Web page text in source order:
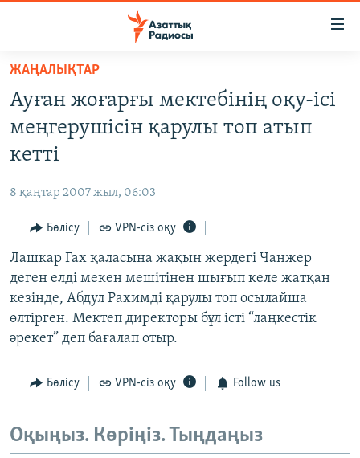
Skip
main
content
to
main
Navigation
Search
САЯСАТ
AZATTYQTV
АДАМ ҚҰҚЫҚТАРЫ
ӘЛЕУМЕТ
ӘЛЕМ
АРНАЙЫ ЖОБАЛАР
Русский
Басқа тілдерде
ЖАҢАЛЫҚТАР
Ауған жоғарғы мектебінің оқу-ісі
меңгерушісін қарулы топ атып
кетті
8 қаңтар 2007 жыл, 06:03
Бөлісу VPN-сіз оқу
Лашкар Гах қаласына жақын жердегі Чанжер
деген елді мекен мешітінен шығып келе жатқан
кезінде, Абдул Рахимді қарулы топ осылайша
өлтірген. Мектеп директоры бұл істі “лаңкестік
әрекет” деп бағалап отыр.
Бөлісу VPN-сіз оқу Follow us
Оқыңыз. Көріңіз. Тыңдаңыз